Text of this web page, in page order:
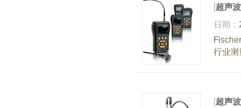
[超声
日期：
行业测
[超声